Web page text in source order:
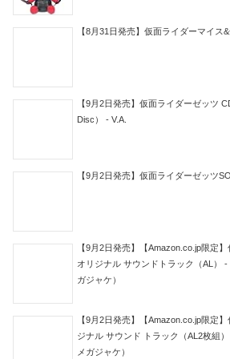
【8月31日発売】仮面ライダーマイス
【9月2日発売】仮面ライダーゼッツ
Disc） - V.A.
【9月2日発売】仮面ライダーゼッツ
【9月2日発売】【Amazon.co.jp限定
オリジナル サウンドトラック（AL）
ガジャケ）
【9月2日発売】【Amazon.co.jp限定
ジナル サウンド トラック（AL2枚組
メガジャケ）